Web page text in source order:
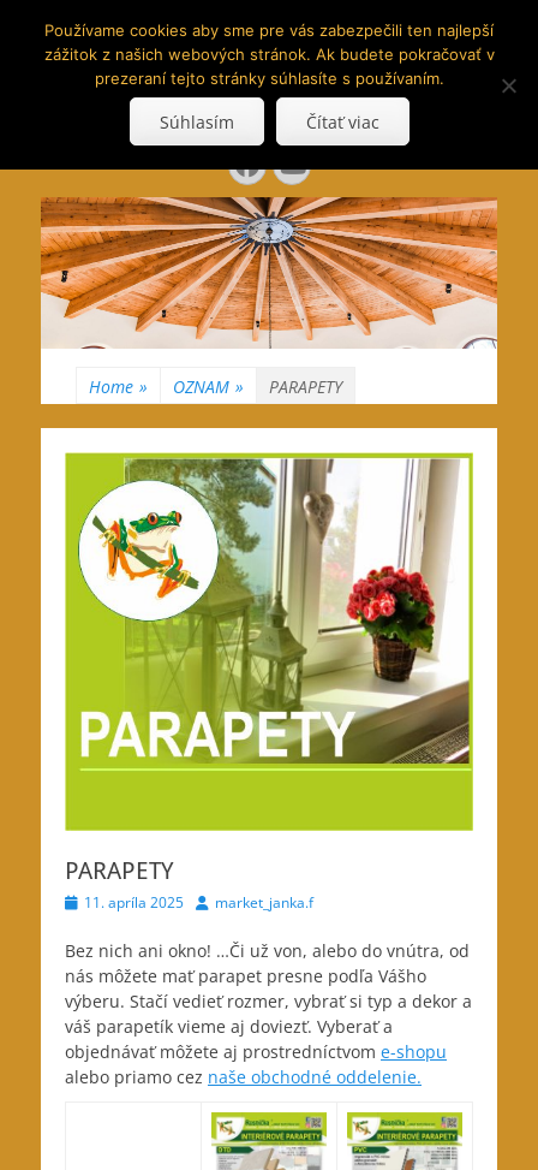
www.hranoly.sk
…kus prírody priamo k Vám
Search
Facebook
YouTube
Home » OZNAM » PARAPETY
PARAPETY
Posted11. apríla 2025 Authormarket_janka.f
Bez nich ani okno! …Či už von, alebo do vnútra, od
nás môžete mať parapet presne podľa Vášho
výberu. Stačí vedieť rozmer, vybrať si typ a dekor a
váš parapetík vieme aj doviezť. Vyberať a
objednávať môžete aj prostredníctvom e-shopu
alebo priamo cez naše obchodné oddelenie.
Používame cookies aby sme pre vás zabezpečili ten najlepší
zážitok z našich webových stránok. Ak budete pokračovať v
prezeraní tejto stránky súhlasíte s používaním.
Súhlasím Čítať viac